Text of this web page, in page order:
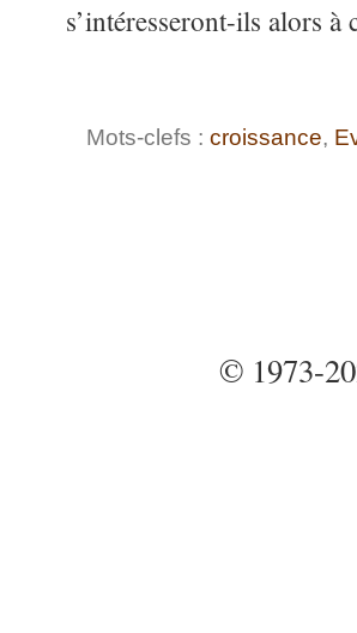
s’intéresseront-ils alors
Mots-clefs : croissance,
© 1973-